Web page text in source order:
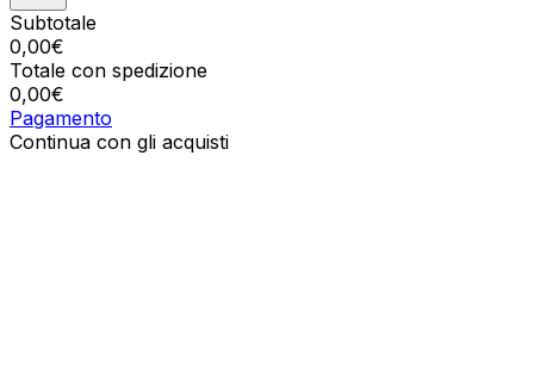
Subtotale
0,00€
Totale con spedizione
0,00€
Pagamento
Continua con gli acquisti